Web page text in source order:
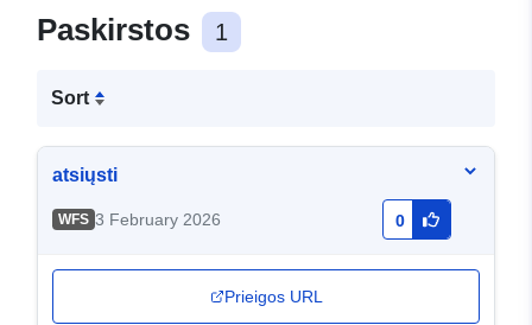
Paskirstos 1
Sort
atsiųsti
WFS 3 February 2026 0
Prieigos URL